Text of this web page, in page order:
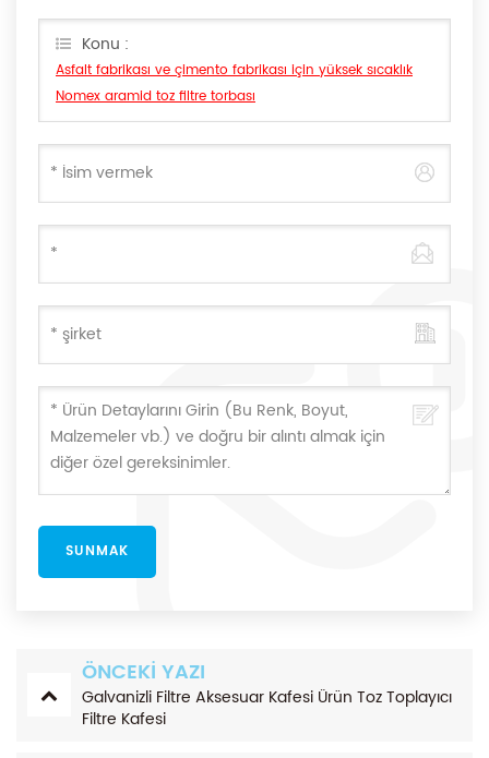
Konu :
Asfalt fabrikası ve çimento fabrikası için yüksek sıcaklık
Nomex aramid toz filtre torbası
ÖNCEKI YAZI
Galvanizli Filtre Aksesuar Kafesi Ürün Toz Toplayıcı
Filtre Kafesi